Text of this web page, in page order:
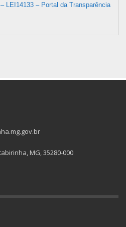
LEI14133 – Portal da Transparência
MG, 35280-000